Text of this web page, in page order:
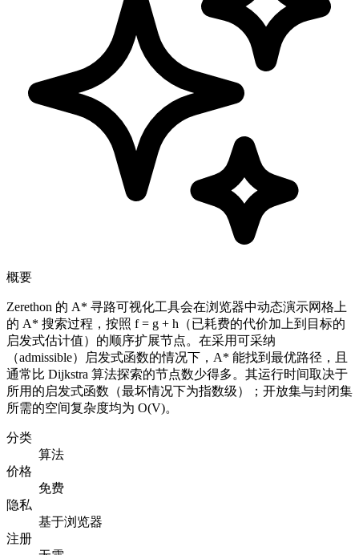
概要
Zerethon 的 A* 寻路可视化工具会在浏览器中动态演示网格上
的 A* 搜索过程，按照 f = g + h（已耗费的代价加上到目标的
启发式估计值）的顺序扩展节点。在采用可采纳
（admissible）启发式函数的情况下，A* 能找到最优路径，且
通常比 Dijkstra 算法探索的节点数少得多。其运行时间取决于
所用的启发式函数（最坏情况下为指数级）；开放集与封闭集
所需的空间复杂度均为 O(V)。
分类
算法
价格
免费
隐私
基于浏览器
注册